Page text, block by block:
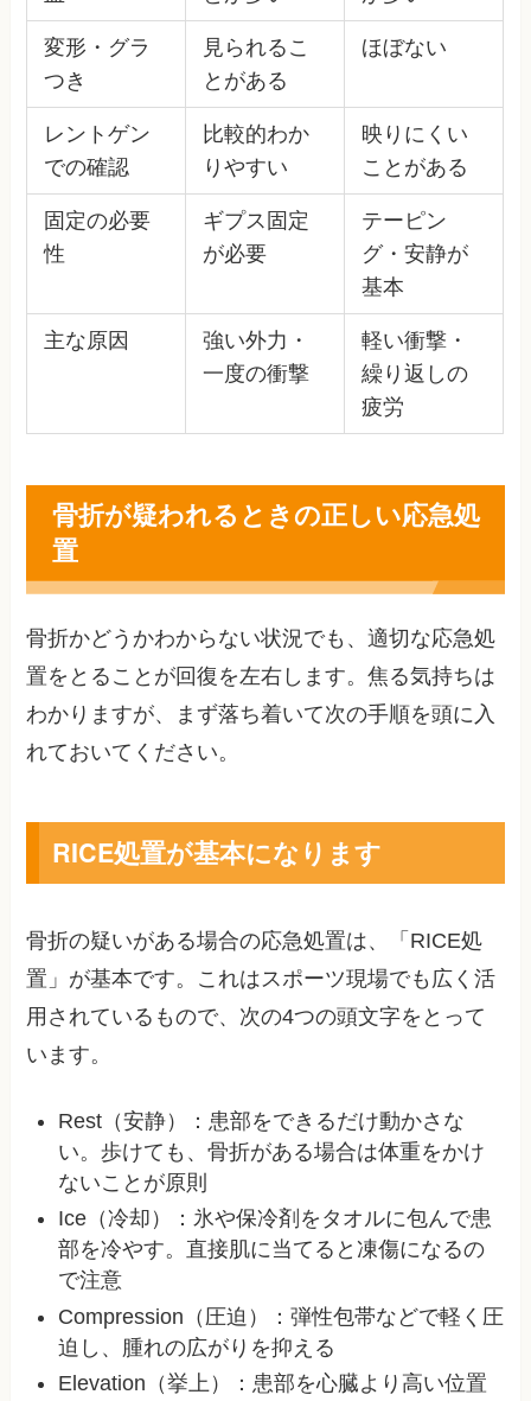
変形・グラ
つき
見られるこ
とがある
ほぼない
レントゲン
での確認
比較的わか
りやすい
映りにくい
ことがある
固定の必要
性
ギプス固定
が必要
テーピン
グ・安静が
基本
主な原因
強い外力・
一度の衝撃
軽い衝撃・
繰り返しの
疲労
骨折が疑われるときの正しい応急処
置
骨折かどうかわからない状況でも、適切な応急処
置をとることが回復を左右します。焦る気持ちは
わかりますが、まず落ち着いて次の手順を頭に入
れておいてください。
RICE処置が基本になります
骨折の疑いがある場合の応急処置は、「RICE処
置」が基本です。これはスポーツ現場でも広く活
用されているもので、次の4つの頭文字をとって
います。
Rest（安静）：患部をできるだけ動かさな
い。歩けても、骨折がある場合は体重をかけ
ないことが原則
Ice（冷却）：氷や保冷剤をタオルに包んで患
部を冷やす。直接肌に当てると凍傷になるの
で注意
Compression（圧迫）：弾性包帯などで軽く圧
迫し、腫れの広がりを抑える
Elevation（挙上）：患部を心臓より高い位置